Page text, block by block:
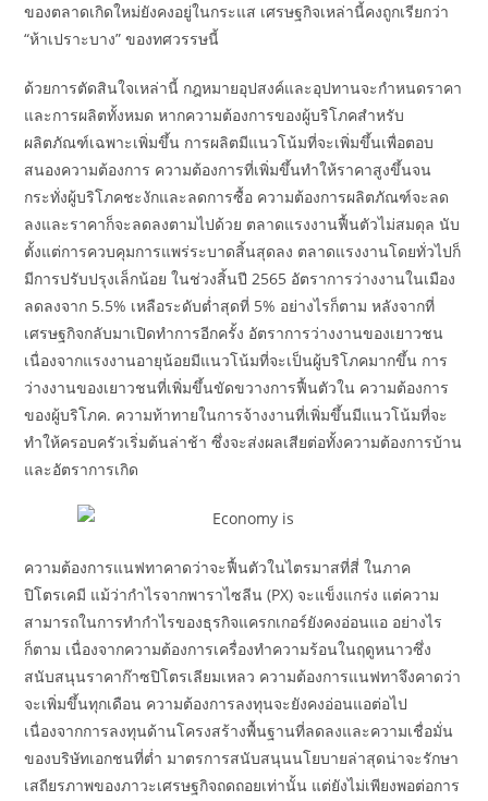
ของตลาดเกิดใหม่ยังคงอยู่ในกระแส เศรษฐกิจเหล่านี้คงถูกเรียกว่า
“ห้าเปราะบาง” ของทศวรรษนี้
ด้วยการตัดสินใจเหล่านี้ กฎหมายอุปสงค์และอุปทานจะกำหนดราคา
และการผลิตทั้งหมด หากความต้องการของผู้บริโภคสำหรับ
ผลิตภัณฑ์เฉพาะเพิ่มขึ้น การผลิตมีแนวโน้มที่จะเพิ่มขึ้นเพื่อตอบ
สนองความต้องการ ความต้องการที่เพิ่มขึ้นทำให้ราคาสูงขึ้นจน
กระทั่งผู้บริโภคชะงักและลดการซื้อ ความต้องการผลิตภัณฑ์จะลด
ลงและราคาก็จะลดลงตามไปด้วย ตลาดแรงงานฟื้นตัวไม่สมดุล นับ
ตั้งแต่การควบคุมการแพร่ระบาดสิ้นสุดลง ตลาดแรงงานโดยทั่วไปก็
มีการปรับปรุงเล็กน้อย ในช่วงสิ้นปี 2565 อัตราการว่างงานในเมือง
ลดลงจาก 5.5% เหลือระดับต่ำสุดที่ 5% อย่างไรก็ตาม หลังจากที่
เศรษฐกิจกลับมาเปิดทำการอีกครั้ง อัตราการว่างงานของเยาวชน
เนื่องจากแรงงานอายุน้อยมีแนวโน้มที่จะเป็นผู้บริโภคมากขึ้น การ
ว่างงานของเยาวชนที่เพิ่มขึ้นขัดขวางการฟื้นตัวใน ความต้องการ
ของผู้บริโภค. ความท้าทายในการจ้างงานที่เพิ่มขึ้นมีแนวโน้มที่จะ
ทำให้ครอบครัวเริ่มต้นล่าช้า ซึ่งจะส่งผลเสียต่อทั้งความต้องการบ้าน
และอัตราการเกิด
ความต้องการแนฟทาคาดว่าจะฟื้นตัวในไตรมาสที่สี่ ในภาค
ปิโตรเคมี แม้ว่ากำไรจากพาราไซลีน (PX) จะแข็งแกร่ง แต่ความ
สามารถในการทำกำไรของธุรกิจแครกเกอร์ยังคงอ่อนแอ อย่างไร
ก็ตาม เนื่องจากความต้องการเครื่องทำความร้อนในฤดูหนาวซึ่ง
สนับสนุนราคาก๊าซปิโตรเลียมเหลว ความต้องการแนฟทาจึงคาดว่า
จะเพิ่มขึ้นทุกเดือน ความต้องการลงทุนจะยังคงอ่อนแอต่อไป
เนื่องจากการลงทุนด้านโครงสร้างพื้นฐานที่ลดลงและความเชื่อมั่น
ของบริษัทเอกชนที่ต่ำ มาตรการสนับสนุนนโยบายล่าสุดน่าจะรักษา
เสถียรภาพของภาวะเศรษฐกิจถดถอยเท่านั้น แต่ยังไม่เพียงพอต่อการ